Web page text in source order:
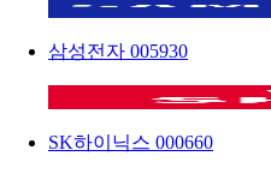
삼성전자 005930
SK하이닉스 000660